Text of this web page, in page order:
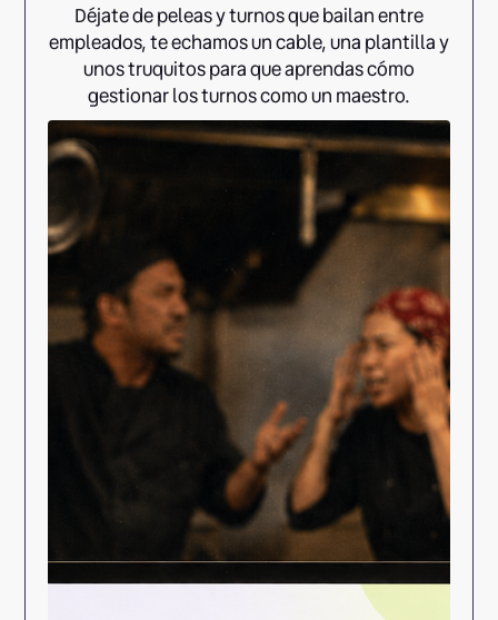
Déjate de peleas y turnos que bailan entre
empleados, te echamos un cable, una plantilla y
unos truquitos para que aprendas cómo
gestionar los turnos como un maestro.